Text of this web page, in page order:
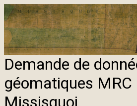
Demande de
géomatiques MRC
Missisquoi